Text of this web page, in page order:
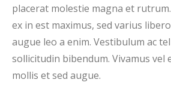
placerat molestie magna et
ex in est maximus, sed varius
augue leo a enim. Vestibulum ac
sollicitudin bibendum. Vivamus vel
mollis et sed augue.